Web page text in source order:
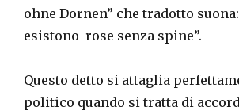
ohne Dornen” che tradotto
esistono rose senza spine”.
Questo detto si attaglia
politico quando si tratta di